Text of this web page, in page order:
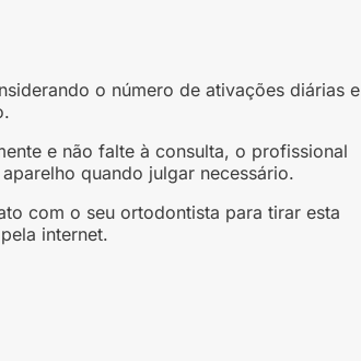
o número de ativações diárias e
e não falte à consulta, o profissional
quando julgar necessário.
com o seu ortodontista para tirar esta
internet.